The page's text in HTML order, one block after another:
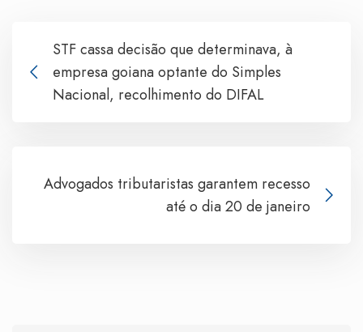
STF cassa decisão que determinava, à
empresa goiana optante do Simples
Nacional, recolhimento do DIFAL
Advogados tributaristas garantem recesso
até o dia 20 de janeiro